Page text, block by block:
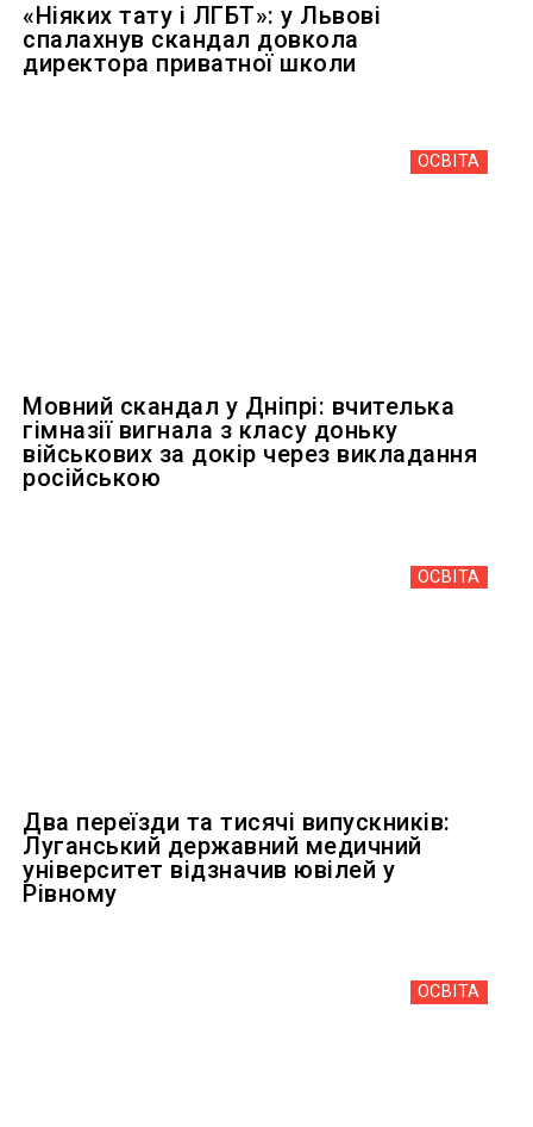
«Ніяких тату і ЛГБТ»: у Львові
спалахнув скандал довкола
директора приватної школи
ОСВІТА
Мовний скандал у Дніпрі: вчителька
гімназії вигнала з класу доньку
військових за докір через викладання
російською
ОСВІТА
Два переїзди та тисячі випускників:
Луганський державний медичний
університет відзначив ювілей у
Рівному
ОСВІТА